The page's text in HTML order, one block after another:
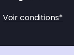
Voir conditions*